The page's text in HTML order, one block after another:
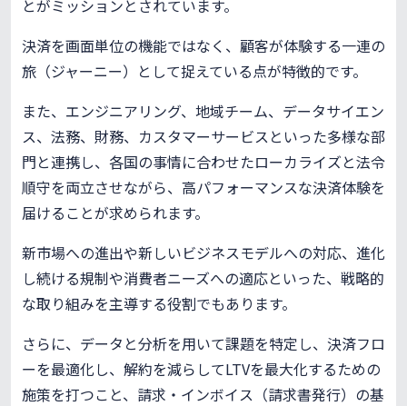
とがミッションとされています。
決済を画面単位の機能ではなく、顧客が体験する一連の
旅（ジャーニー）として捉えている点が特徴的です。
また、エンジニアリング、地域チーム、データサイエン
ス、法務、財務、カスタマーサービスといった多様な部
門と連携し、各国の事情に合わせたローカライズと法令
順守を両立させながら、高パフォーマンスな決済体験を
届けることが求められます。
新市場への進出や新しいビジネスモデルへの対応、進化
し続ける規制や消費者ニーズへの適応といった、戦略的
な取り組みを主導する役割でもあります。
さらに、データと分析を用いて課題を特定し、決済フロ
ーを最適化し、解約を減らしてLTVを最大化するための
施策を打つこと、請求・インボイス（請求書発行）の基